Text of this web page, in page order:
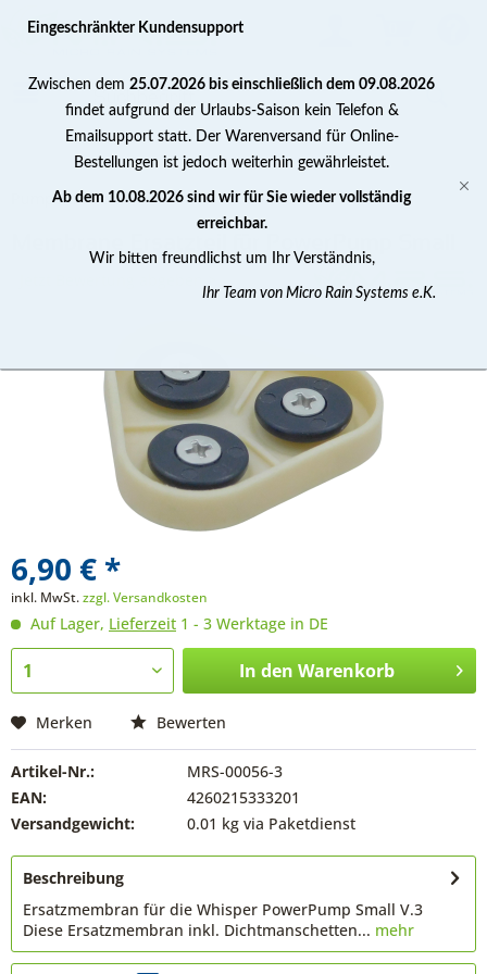
Pumpenzubehör
6,90 € *
inkl. MwSt.zzgl. Versandkosten
Auf Lager, Lieferzeit 1 - 3 Werktage in DE
In den Warenkorb
Merken Bewerten
Artikel-Nr.:
MRS-00056-3
EAN:
4260215333201
Versandgewicht:
0.01 kg via Paketdienst
Beschreibung
Ersatzmembran für die Whisper PowerPump Small V.3
Diese Ersatzmembran inkl. Dichtmanschetten... mehr
Eingeschränkter Kundensupport
Zwischen dem 25.07.2026 bis einschließlich dem 09.08.2026
findet aufgrund der Urlaubs-Saison kein Telefon &
Emailsupport statt. Der Warenversand für Online-
Bestellungen ist jedoch weiterhin gewährleistet.
Ab dem 10.08.2026 sind wir für Sie wieder vollständig
erreichbar.
Wir bitten freundlichst um Ihr Verständnis,
Ihr Team von Micro Rain Systems e.K.